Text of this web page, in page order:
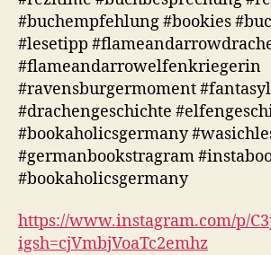
#buchempfehlung #bookies
#lesetipp
#flameandarrowelfenkriegerin
#ravensburgermoment
#drachengeschichte
#bookaholicsgermany
#germanbookstragram
#bookaholicsgermany
https://www.instagram.com/p/
igsh=cjVmbjVoaTc2emhz